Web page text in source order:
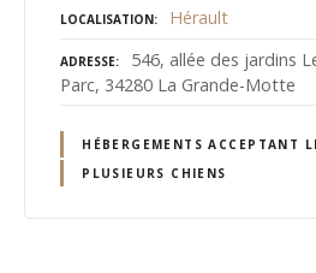
LOCALISATION Hérault
ADRESSE
546, allée des jardins
Parc, 34280 La Grande-Motte
HÉBERGEMENTS ACCEPTANT
PLUSIEURS CHIENS